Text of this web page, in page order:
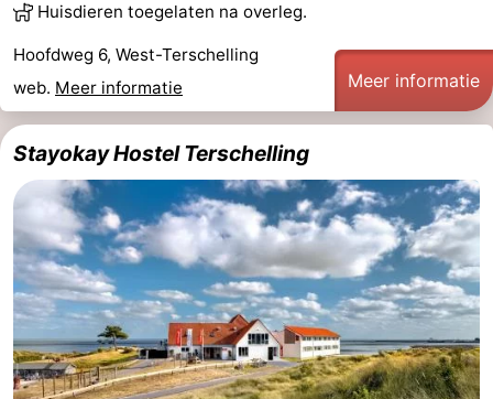
Reisboekenwinkel
Nieuws
Medische
adressen
Regio
Friesland
-
Leeuwarden
Waddeneilanden
Huisdieren toegelaten na overleg.
Hoofdweg 6, West-Terschelling
web. Meer informatie Meer informatie
Stayokay Hostel Terschelling